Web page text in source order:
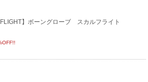
FLIGHT】ボーングローブ スカルフライト